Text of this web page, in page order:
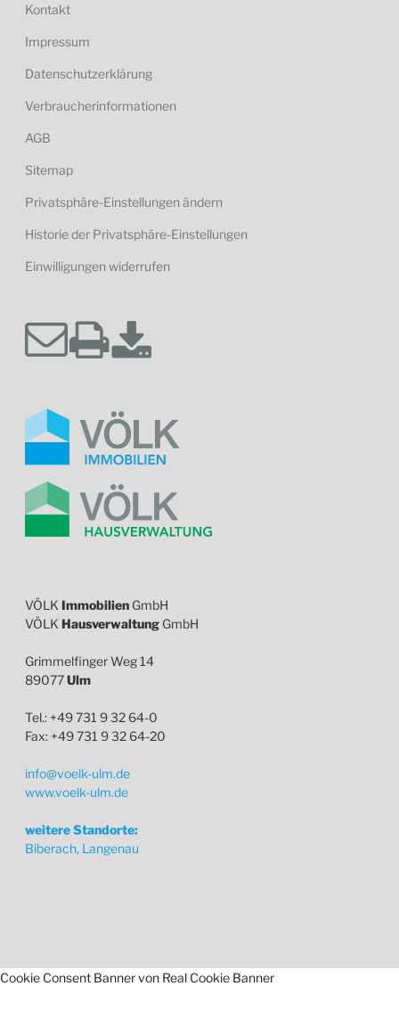
Kontakt
Impressum
Datenschutzerklärung
Verbraucherinformationen
AGB
Sitemap
Privatsphäre-Einstellungen ändern
Historie der Privatsphäre-Einstellungen
Einwilligungen widerrufen
VÖLK Immobilien GmbH
VÖLK Hausverwaltung GmbH
Grimmelfinger Weg 14
89077Ulm
Tel.: +49 731 9 32 64-0
Fax: +49 731 9 32 64-20
info@voelk-ulm.de
www.voelk-ulm.de
weitere Standorte:
Biberach, Langenau
Cookie Consent Banner von Real Cookie Banner